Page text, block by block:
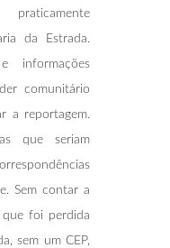
da Estrada.
informações
comunitário
a reportagem.
que seriam
Sem contar a
foi perdida
sem um CEP,